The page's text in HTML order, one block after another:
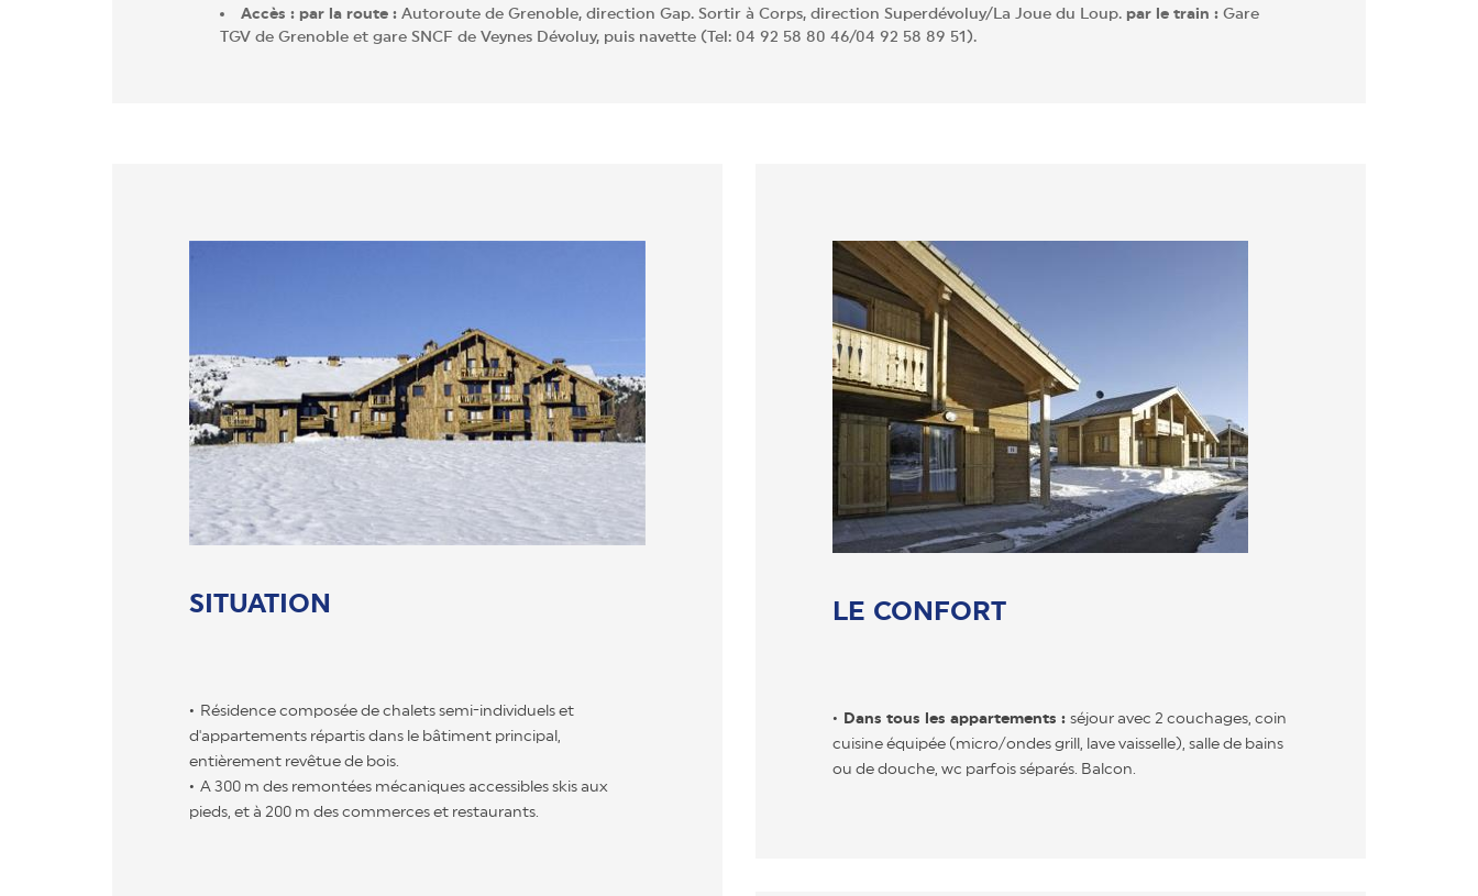
Accès : par la route :Autoroute de Grenoble, direction Gap. Sortir à Corps, direction Superdévoluy/La Joue du Loup. par le train :Gare
TGV de Grenoble et gare SNCF de Veynes Dévoluy, puis navette (Tel: 04 92 58 80 46/04 92 58 89 51).
SITUATION
Résidence composée de chalets semi-individuels et
d'appartements répartis dans le bâtiment principal,
entièrement revêtue de bois.
A 300 m des remontées mécaniques accessibles skis aux
pieds, et à 200 m des commerces et restaurants.
LE CONFORT
Dans tous les appartements : séjour avec 2 couchages, coin
cuisine équipée (micro/ondes grill, lave vaisselle), salle de bains
ou de douche, wc parfois séparés. Balcon.